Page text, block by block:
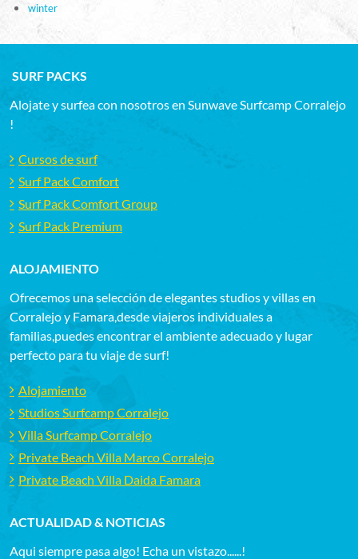
winter
SURF PACKS
Alojate y surfea con nosotros en Sunwave Surfcamp Corralejo
!
Cursos de surf
Surf Pack Comfort
Surf Pack Comfort Group
Surf Pack Premium
ALOJAMIENTO
Ofrecemos una selección de elegantes studios y villas en
Corralejo y Famara,desde viajeros individuales a
familias,puedes encontrar el ambiente adecuado y lugar
perfecto para tu viaje de surf!
Alojamiento
Studios Surfcamp Corralejo
Villa Surfcamp Corralejo
Private Beach Villa Marco Corralejo
Private Beach Villa Daida Famara
ACTUALIDAD & NOTICIAS
Aqui siempre pasa algo! Echa un vistazo......!